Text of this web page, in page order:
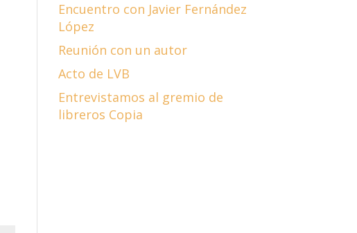
Encuentro con Javier Fernández
López
Reunión con un autor
Acto de LVB
Entrevistamos al gremio de
libreros Copia